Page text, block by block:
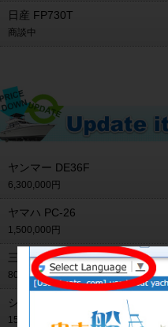
日産 FP730T
商談中
ヤンマー DE36F
6,300,000円
ヤマハ PC-26
1,500,000円
三菱 モーニングスター28MS-28
800,000円
シーレイ 310サンダンサー
150,000円